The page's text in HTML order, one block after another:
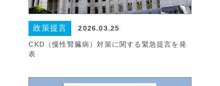
政策提言 2026.03.25
CKD（慢性腎臓病）対策に関する緊急提言を発
表